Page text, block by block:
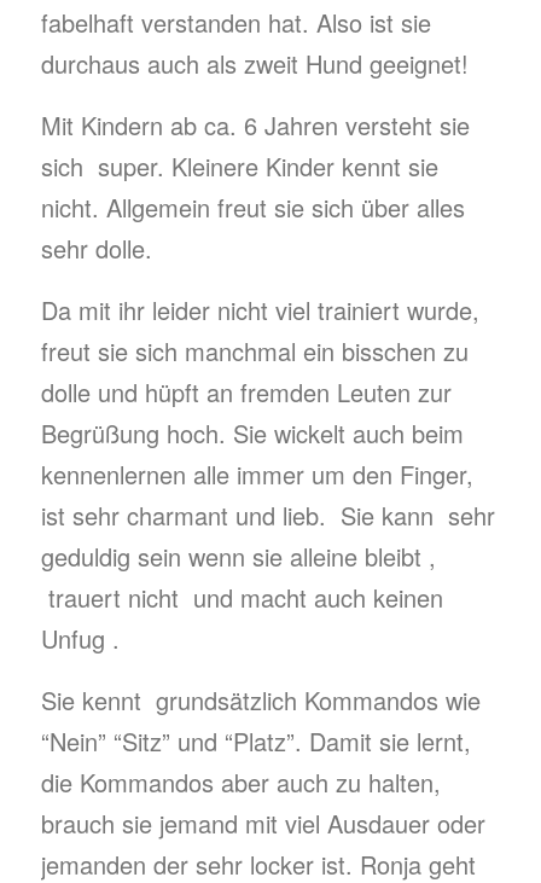
fabelhaft verstanden hat. Also ist sie
durchaus auch als zweit Hund geeignet!
Mit Kindern ab ca. 6 Jahren versteht sie
sich super. Kleinere Kinder kennt sie
nicht. Allgemein freut sie sich über alles
sehr dolle.
Da mit ihr leider nicht viel trainiert wurde,
freut sie sich manchmal ein bisschen zu
dolle und hüpft an fremden Leuten zur
Begrüßung hoch. Sie wickelt auch beim
kennenlernen alle immer um den Finger,
ist sehr charmant und lieb. Sie kann sehr
geduldig sein wenn sie alleine bleibt ,
trauert nicht und macht auch keinen
Unfug .
Sie kennt grundsätzlich Kommandos wie
“Nein” “Sitz” und “Platz”. Damit sie lernt,
die Kommandos aber auch zu halten,
brauch sie jemand mit viel Ausdauer oder
jemanden der sehr locker ist. Ronja geht